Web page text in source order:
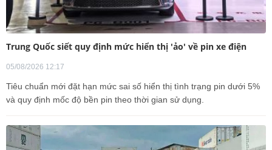
Trung Quốc siết quy định mức hiển thị 'ảo' về pin xe điện
05/08/2026 12:17
Tiêu chuẩn mới đặt hạn mức sai số hiển thị tình trạng pin dưới 5%
và quy định mốc độ bền pin theo thời gian sử dụng.